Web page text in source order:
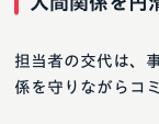
担当者の交代は、
係を守りながらコ